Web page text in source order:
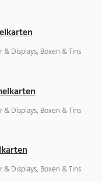
Displays, Boxen & Tins
Displays, Boxen & Tins
Displays, Boxen & Tins